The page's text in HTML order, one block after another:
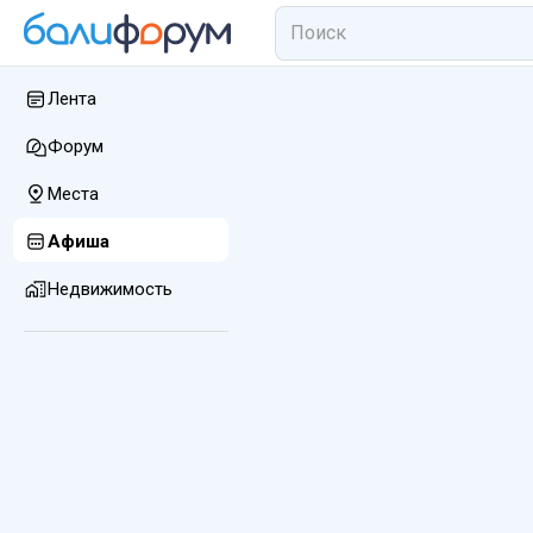
Лента
Форум
Места
Афиша
Недвижимость